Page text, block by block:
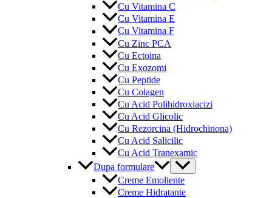
Cu Vitamina C
Cu Vitamina E
Cu Vitamina F
Cu Zinc PCA
Cu Ectoina
Cu Exozomi
Cu Peptide
Cu Colagen
Cu Acid Polihidroxiacizi
Cu Acid Glicolic
Cu Rezorcina (Hidrochinona)
Cu Acid Salicilic
Cu Acid Tranexamic
Dupa formulare
Menu
Toggle
Creme Emoliente
Creme Hidratante